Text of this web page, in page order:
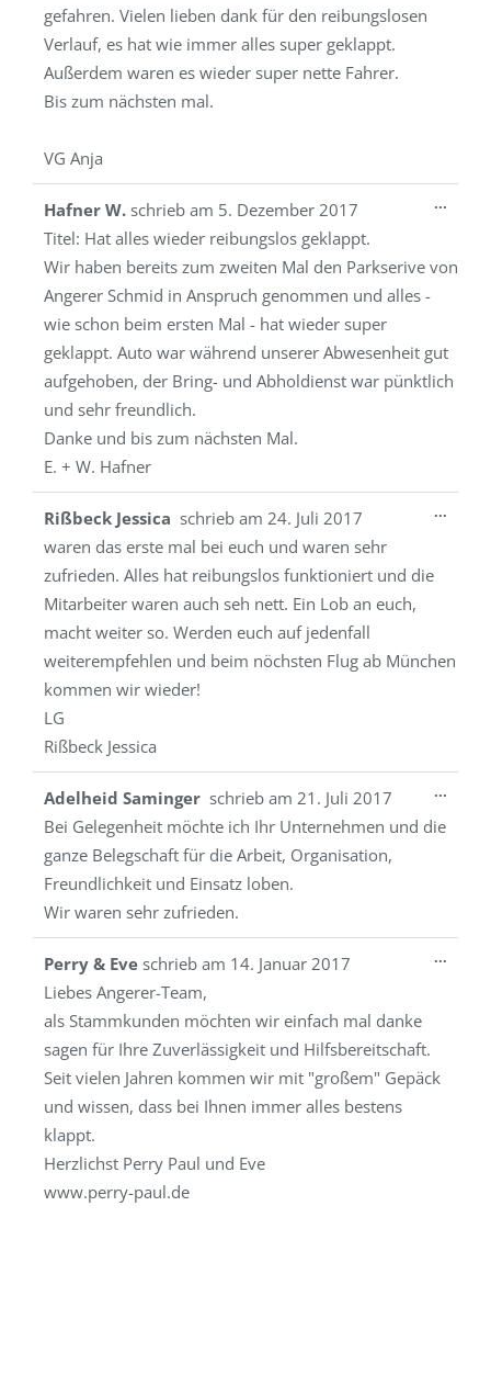
gefahren. Vielen lieben dank für den reibungslosen
Verlauf, es hat wie immer alles super geklappt.
Außerdem waren es wieder super nette Fahrer.
Bis zum nächsten mal.
VG Anja
Hafner W. schrieb am 5. Dezember 2017
Titel: Hat alles wieder reibungslos geklappt.
Wir haben bereits zum zweiten Mal den Parkserive von
Angerer Schmid in Anspruch genommen und alles -
wie schon beim ersten Mal - hat wieder super
geklappt. Auto war während unserer Abwesenheit gut
aufgehoben, der Bring- und Abholdienst war pünktlich
und sehr freundlich.
Danke und bis zum nächsten Mal.
E. + W. Hafner
...
Rißbeck Jessica schrieb am 24. Juli 2017
waren das erste mal bei euch und waren sehr
zufrieden. Alles hat reibungslos funktioniert und die
Mitarbeiter waren auch seh nett. Ein Lob an euch,
macht weiter so. Werden euch auf jedenfall
weiterempfehlen und beim nöchsten Flug ab München
kommen wir wieder!
LG
Rißbeck Jessica
...
Adelheid Saminger schrieb am 21. Juli 2017
Bei Gelegenheit möchte ich Ihr Unternehmen und die
ganze Belegschaft für die Arbeit, Organisation,
Freundlichkeit und Einsatz loben.
Wir waren sehr zufrieden.
...
Perry & Eve schrieb am 14. Januar 2017
Liebes Angerer-Team,
als Stammkunden möchten wir einfach mal danke
sagen für Ihre Zuverlässigkeit und Hilfsbereitschaft.
Seit vielen Jahren kommen wir mit "großem" Gepäck
und wissen, dass bei Ihnen immer alles bestens
klappt.
Herzlichst Perry Paul und Eve
www.perry-paul.de
...